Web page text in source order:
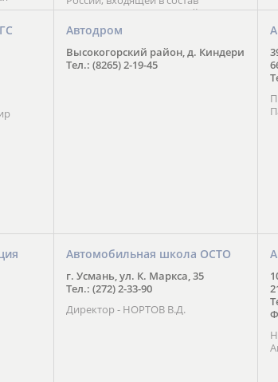
и
и
Национального Совета Айкидо
России, президентом которого
является С. В. Киреенко
Автодром
Высокогорский район, д. Киндери
Тел.: (8265) 2-19-45
Автомобильная школа ОСТО
г. Усмань, ул. К. Маркса, 35
Тел.: (272) 2-33-90
Директор - НОРТОВ В.Д.